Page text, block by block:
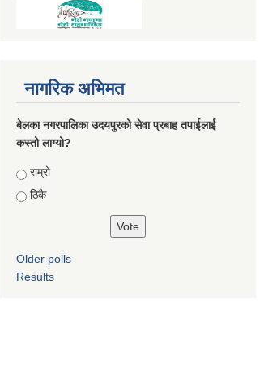
नागरिक अभिमत
बेलका नगरपालिका उदयपुरको सेवा प्रबाह तपाईलाई
कस्तो लाग्यो?
Choices
राम्रो
ठिकै
Older polls
Results